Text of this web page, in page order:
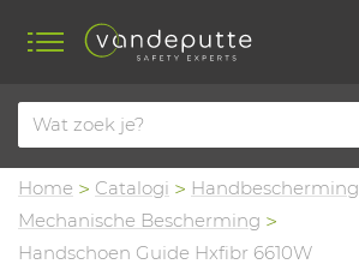
Home Catalogi
Handbescherming
Mechanische Bescherming
Handschoen Guide Hxfibr 6610W